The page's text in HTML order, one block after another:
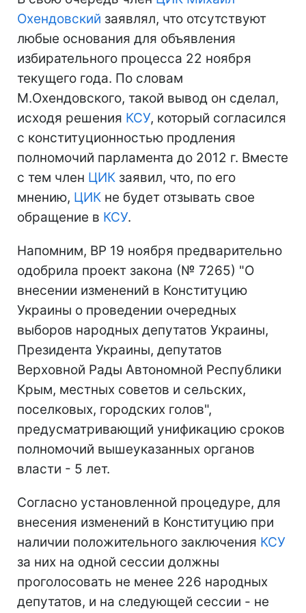
Охендовский заявлял, что отсутствуют
любые основания для объявления
избирательного процесса 22 ноября
текущего года. По словам
М.Охендовского, такой вывод он сделал,
исходя решения КСУ, который согласился
с конституционностью продления
полномочий парламента до 2012 г. Вместе
с тем член ЦИК заявил, что, по его
мнению, ЦИК не будет отзывать свое
обращение в КСУ.
Напомним, ВР 19 ноября предварительно
одобрила проект закона (№ 7265) "О
внесении изменений в Конституцию
Украины о проведении очередных
выборов народных депутатов Украины,
Президента Украины, депутатов
Верховной Рады Автономной Республики
Крым, местных советов и сельских,
поселковых, городских голов",
предусматривающий унификацию сроков
полномочий вышеуказанных органов
власти - 5 лет.
Согласно установленной процедуре, для
внесения изменений в Конституцию при
наличии положительного заключения КСУ
за них на одной сессии должны
проголосовать не менее 226 народных
депутатов, и на следующей сессии - не